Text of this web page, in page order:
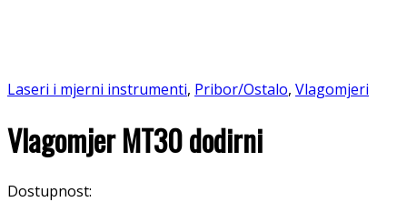
Laseri i mjerni instrumenti, Pribor/Ostalo, Vlagomjeri
Vlagomjer MT30 dodirni
Dostupnost: